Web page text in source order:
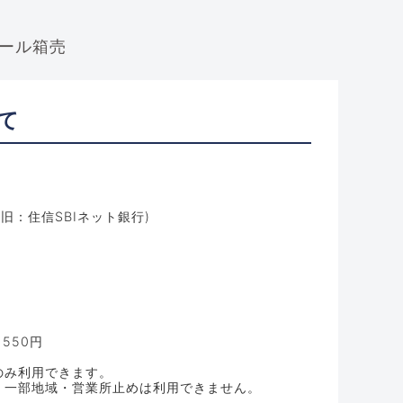
：住信SBIネット銀行)
550円
利用できます。
部地域・営業所止めは利用できません。